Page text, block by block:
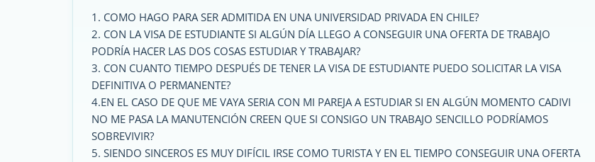
1. COMO HAGO PARA SER ADMITIDA EN UNA UNIVERSIDAD PRIVADA EN CHILE?
2. CON LA VISA DE ESTUDIANTE SI ALGÚN DÍA LLEGO A CONSEGUIR UNA OFERTA DE TRABAJO
PODRÍA HACER LAS DOS COSAS ESTUDIAR Y TRABAJAR?
3. CON CUANTO TIEMPO DESPUÉS DE TENER LA VISA DE ESTUDIANTE PUEDO SOLICITAR LA VISA
DEFINITIVA O PERMANENTE?
4.EN EL CASO DE QUE ME VAYA SERIA CON MI PAREJA A ESTUDIAR SI EN ALGÚN MOMENTO CADIVI
NO ME PASA LA MANUTENCIÓN CREEN QUE SI CONSIGO UN TRABAJO SENCILLO PODRÍAMOS
SOBREVIVIR?
5. SIENDO SINCEROS ES MUY DIFÍCIL IRSE COMO TURISTA Y EN EL TIEMPO CONSEGUIR UNA OFERTA